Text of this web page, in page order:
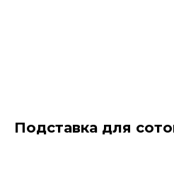
Подставка для